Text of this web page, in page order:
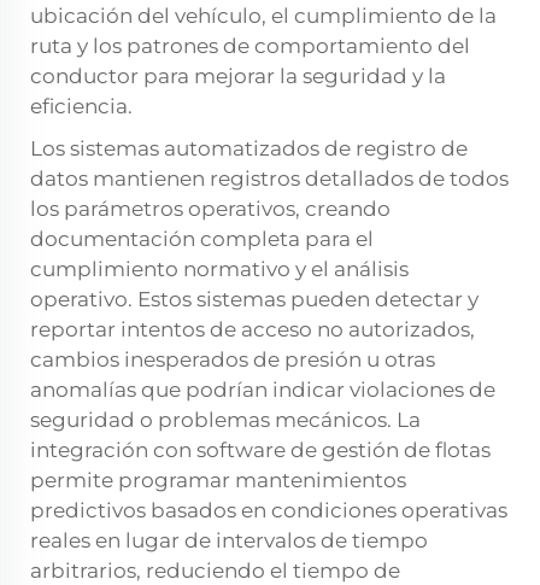
ubicación del vehículo, el cumplimiento de la
ruta y los patrones de comportamiento del
conductor para mejorar la seguridad y la
eficiencia.
Los sistemas automatizados de registro de
datos mantienen registros detallados de todos
los parámetros operativos, creando
documentación completa para el
cumplimiento normativo y el análisis
operativo. Estos sistemas pueden detectar y
reportar intentos de acceso no autorizados,
cambios inesperados de presión u otras
anomalías que podrían indicar violaciones de
seguridad o problemas mecánicos. La
integración con software de gestión de flotas
permite programar mantenimientos
predictivos basados en condiciones operativas
reales en lugar de intervalos de tiempo
arbitrarios, reduciendo el tiempo de